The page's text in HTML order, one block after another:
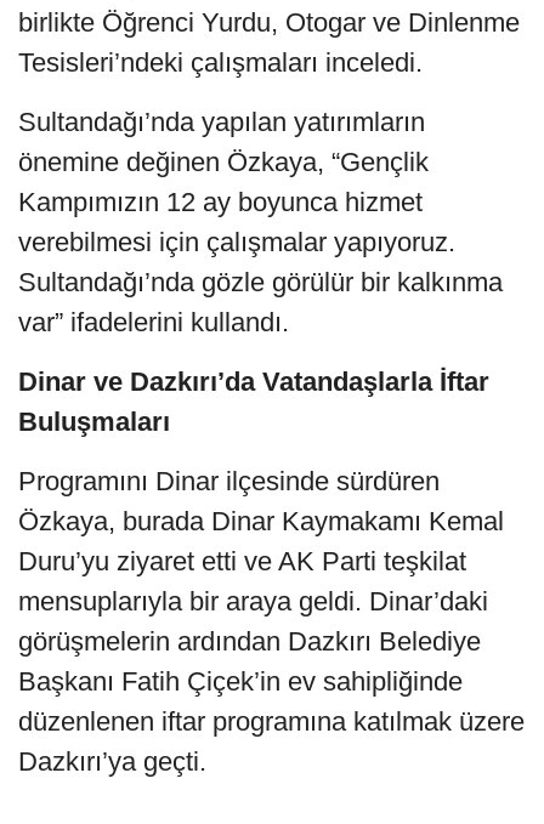
birlikte Öğrenci Yurdu, Otogar ve Dinlenme
Tesisleri’ndeki çalışmaları inceledi.
Sultandağı’nda yapılan yatırımların
önemine değinen Özkaya, “Gençlik
Kampımızın 12 ay boyunca hizmet
verebilmesi için çalışmalar yapıyoruz.
Sultandağı’nda gözle görülür bir kalkınma
var” ifadelerini kullandı.
Dinar ve Dazkırı’da Vatandaşlarla İftar
Buluşmaları
Programını Dinar ilçesinde sürdüren
Özkaya, burada Dinar Kaymakamı Kemal
Duru’yu ziyaret etti ve AK Parti teşkilat
mensuplarıyla bir araya geldi. Dinar’daki
görüşmelerin ardından Dazkırı Belediye
Başkanı Fatih Çiçek’in ev sahipliğinde
düzenlenen iftar programına katılmak üzere
Dazkırı’ya geçti.